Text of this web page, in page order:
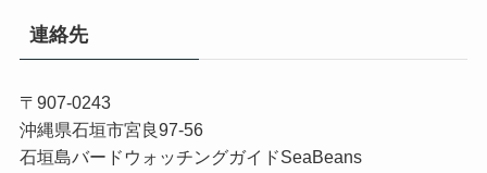
連絡先
〒907-0243
沖縄県石垣市宮良97-56
石垣島バードウォッチングガイドSeaBeans